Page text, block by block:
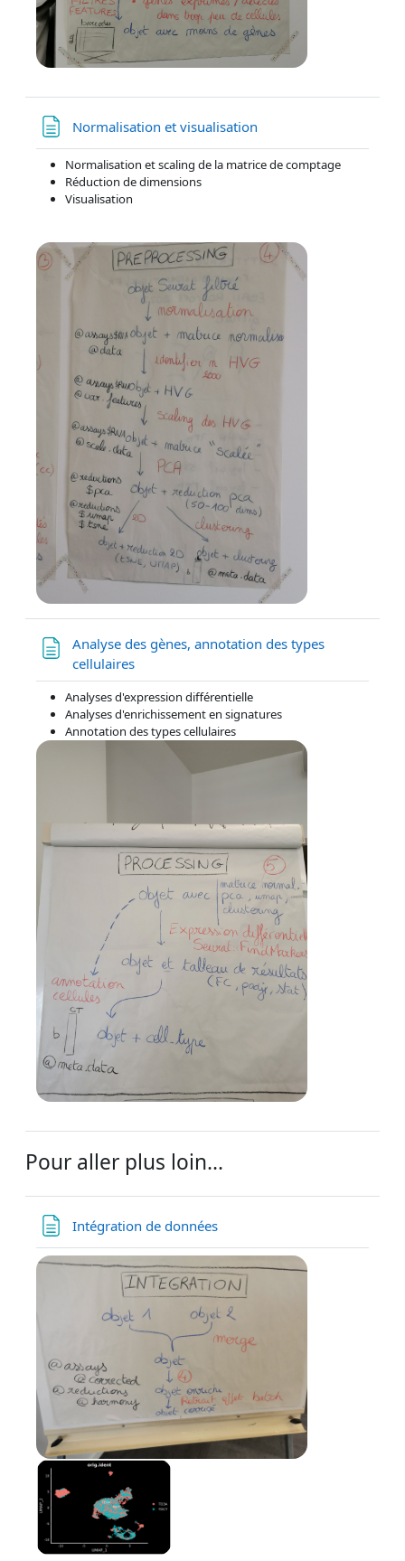
Normalisation et visualisation
Normalisation et scaling de la matrice de comptage
Réduction de dimensions
Visualisation
Analyse des gènes, annotation des types
cellulairesPage
Analyses d'expression différentielle
Analyses d'enrichissement en signatures
Annotation des types cellulaires
Pour aller plus loin...
Intégration de donnéesPage